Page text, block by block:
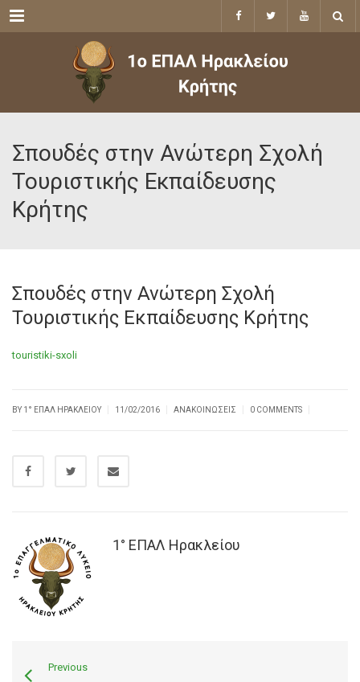
Menu
Σπουδές στην Ανώτερη Σχολή
Τουριστικής Εκπαίδευσης
Κρήτης
Σπουδές στην Ανώτερη Σχολή
Τουριστικής Εκπαίδευσης Κρήτης
touristiki-sxoli
BY1° ΕΠΑΛ ΗΡΑΚΛΕΊΟΥ 11/02/2016 ΑΝΑΚΟΙΝΏΣΕΙΣ 0 COMMENTS
1° ΕΠΑΛ Ηρακλείου
Previous